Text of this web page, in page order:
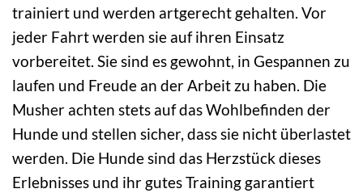
trainiert und werden artgerecht gehalten. Vor
jeder Fahrt werden sie auf ihren Einsatz
vorbereitet. Sie sind es gewohnt, in Gespannen zu
laufen und Freude an der Arbeit zu haben. Die
Musher achten stets auf das Wohlbefinden der
Hunde und stellen sicher, dass sie nicht überlastet
werden. Die Hunde sind das Herzstück dieses
Erlebnisses und ihr gutes Training garantiert